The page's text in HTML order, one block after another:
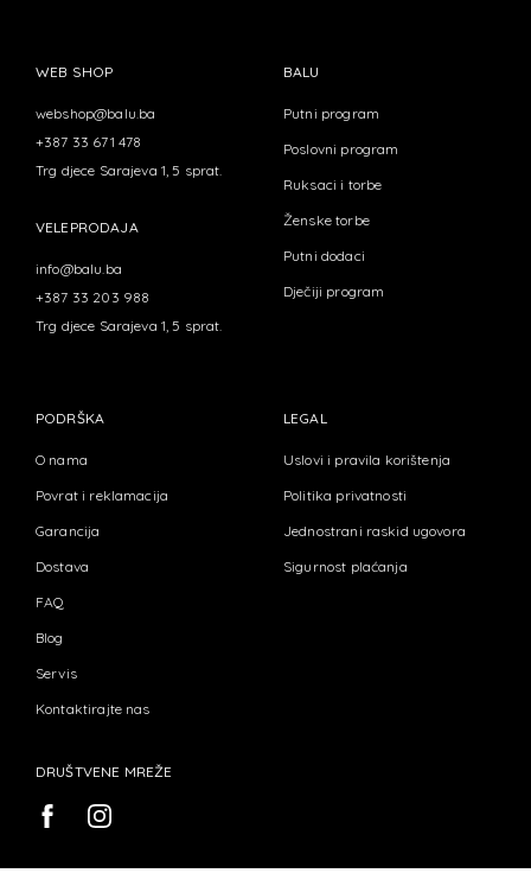
WEB SHOP
webshop@balu.ba
+387 33 671 478
Trg djece Sarajeva 1, 5 sprat.
VELEPRODAJA
info@balu.ba
+387 33 203 988
Trg djece Sarajeva 1, 5 sprat.
BALU
Putni program
Poslovni program
Ruksaci i torbe
Ženske torbe
Putni dodaci
Dječiji program
PODRŠKA
O nama
Povrat i reklamacija
Garancija
Dostava
FAQ
Blog
Servis
Kontaktirajte nas
LEGAL
Uslovi i pravila korištenja
Politika privatnosti
Jednostrani raskid ugovora
Sigurnost plaćanja
DRUŠTVENE MREŽE